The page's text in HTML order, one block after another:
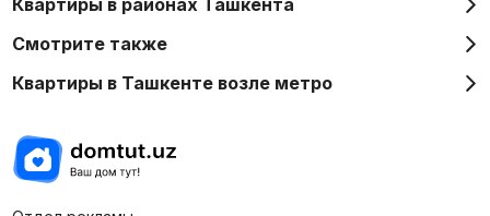
Квартиры в районах Ташкента
Смотрите также
Квартиры в Ташкенте возле метро